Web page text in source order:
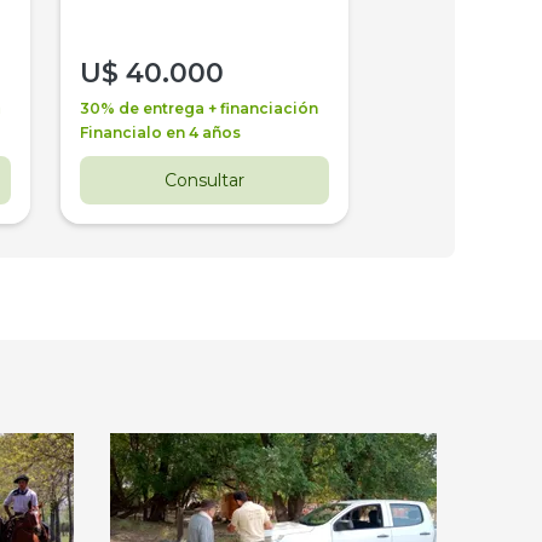
U$ 40.000
30% de entrega + financiación
Financialo en 4 años
Consultar